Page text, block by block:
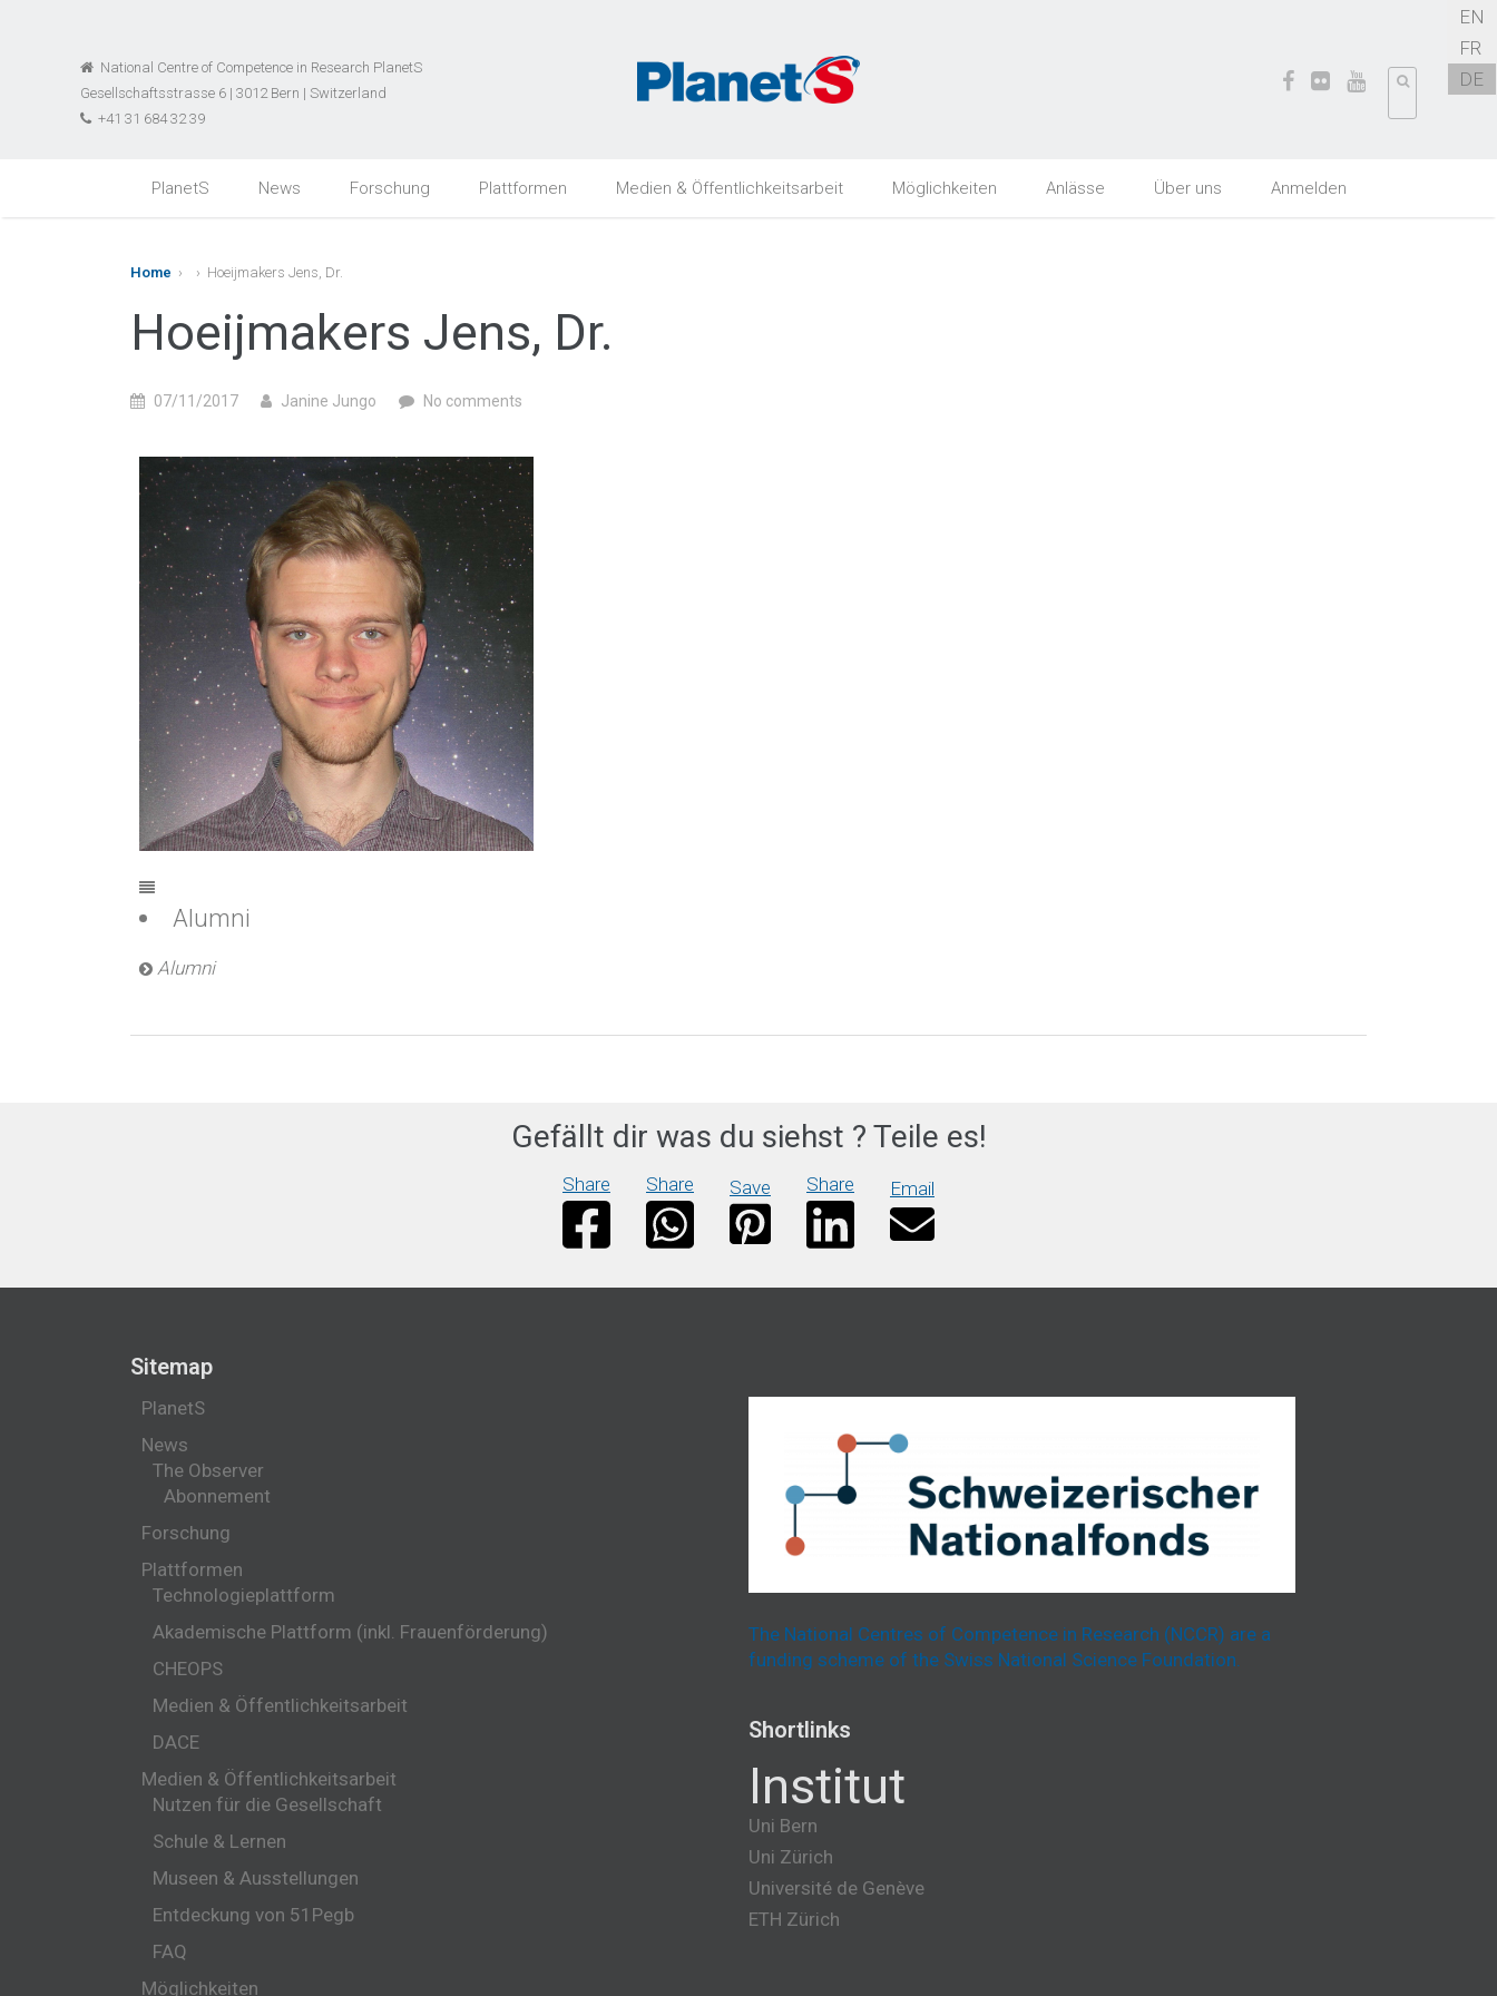
National Centre of Competence in Research PlanetS
Gesellschaftsstrasse 6 | 3012 Bern | Switzerland
+41 31 684 32 39
EN
FR
DE
PlanetS News Forschung Plattformen Medien & Öffentlichkeitsarbeit Möglichkeiten Anlässe Über uns Anmelden
Home › › Hoeijmakers Jens, Dr.
Hoeijmakers Jens, Dr.
07/11/2017 Janine Jungo No comments
Alumni
Alumni
Gefällt dir was du siehst ? Teile es!
Share Share Save Share Email
Sitemap
PlanetS
News
The Observer
Abonnement
Forschung
Plattformen
Technologieplattform
Akademische Plattform (inkl. Frauenförderung)
CHEOPS
Medien & Öffentlichkeitsarbeit
DACE
Medien & Öffentlichkeitsarbeit
Nutzen für die Gesellschaft
Schule & Lernen
Museen & Ausstellungen
Entdeckung von 51Pegb
FAQ
Möglichkeiten
The National Centres of Competence in Research (NCCR) are a
funding scheme of the Swiss National Science Foundation.
Shortlinks
Institut
Uni Bern
Uni Zürich
Université de Genève
ETH Zürich